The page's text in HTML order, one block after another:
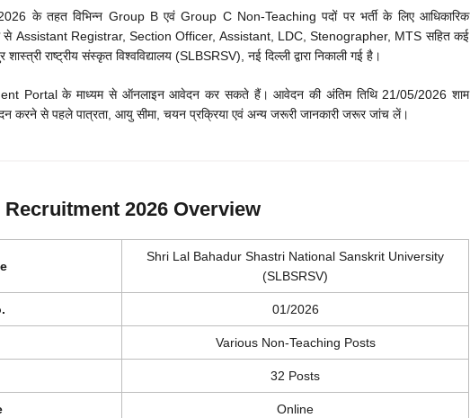
के तहत विभिन्न Group B एवं Group C Non-Teaching पदों पर भर्ती के लिए आधिकारिक
से Assistant Registrar, Section Officer, Assistant, LDC, Stenographer, MTS सहित कई
शास्त्री राष्ट्रीय संस्कृत विश्वविद्यालय (SLBSRSV), नई दिल्ली द्वारा निकाली गई है।
Portal के माध्यम से ऑनलाइन आवेदन कर सकते हैं। आवेदन की अंतिम तिथि 21/05/2026 शाम
करने से पहले पात्रता, आयु सीमा, चयन प्रक्रिया एवं अन्य जरूरी जानकारी जरूर जांच लें।
2026 Overview
Shri Lal Bahadur Shastri National Sanskrit University
(SLBSRSV)
01/2026
Various Non-Teaching Posts
32 Posts
Online